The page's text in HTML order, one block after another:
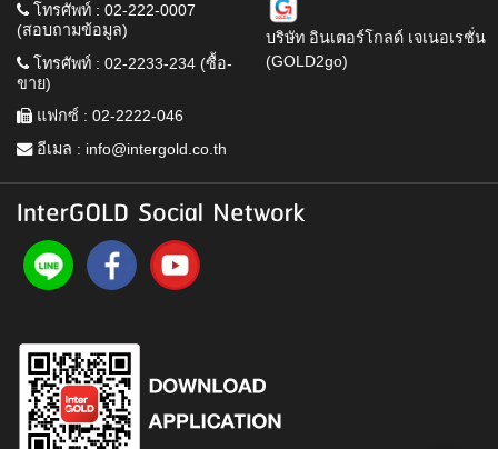
โทรศัพท์ : 02-222-0007
(สอบถามข้อมูล)
โทรศัพท์ : 02-2233-234 (ซื้อ-
ขาย)
แฟกซ์ : 02-2222-046
อีเมล : info@intergold.co.th
บริษัท อินเตอร์โกลด์ เจเนอเรชั่น
(GOLD2go)
InterGOLD Social Network